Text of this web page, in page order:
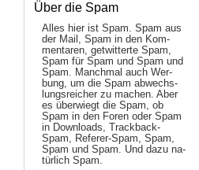
Über die Spam
Alles hier ist Spam. Spam aus
der Mail, Spam in den Kom­
men­taren, ge­twit­ter­te Spam,
Spam für Spam und Spam und
Spam. Manch­mal auch Wer­
bung, um die Spam ab­wechs­
lungs­reich­er zu mach­en. Aber
es über­wiegt die Spam, ob
Spam in den Fo­ren oder Spam
in Down­loads, Track­back-
Spam, Re­fe­rer-Spam, Spam,
Spam und Spam. Und da­zu na­
tür­lich Spam.